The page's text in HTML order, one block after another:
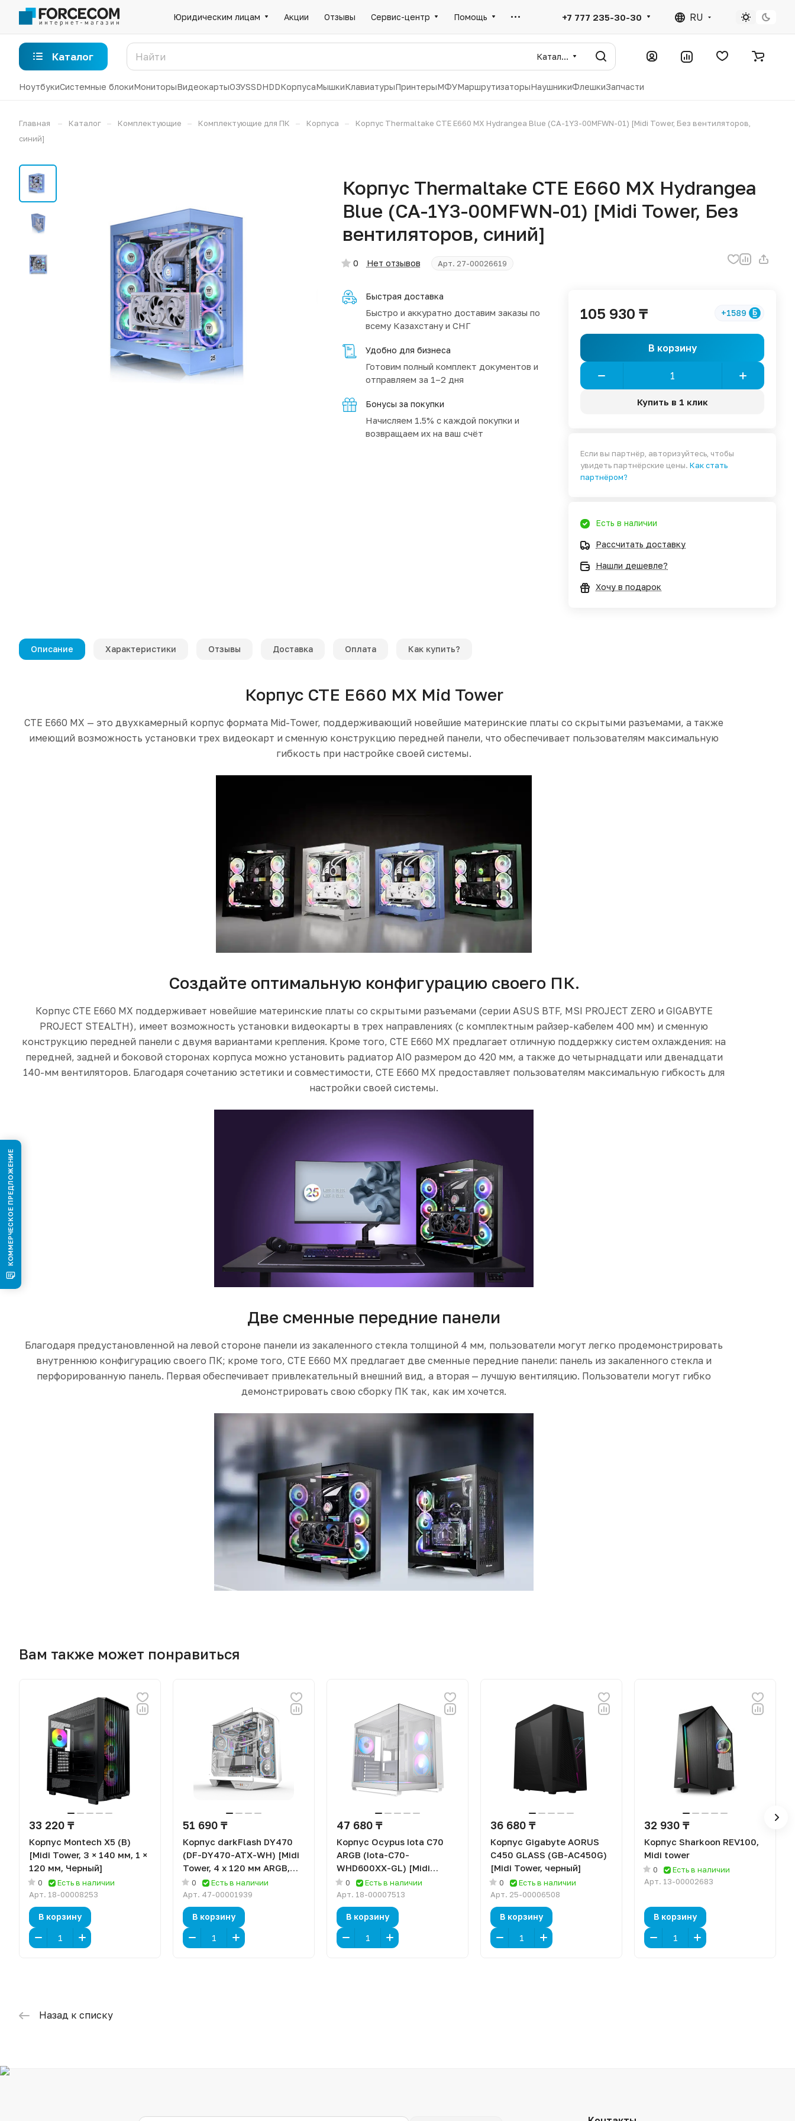
Юридическим лицам Акции Отзывы Сервис-центр Помощь +7 777 235-30-30 RU
Каталог Каталог
НоутбукиСистемные блокиМониторыВидеокартыОЗУSSDHDDКорпусаМышкиКлавиатурыПринтерыМФУМаршрутизаторыНаушникиФлешкиЗапчасти
Главная – Каталог – Комплектующие – Комплектующие для ПК – Корпуса –
Корпус Thermaltake CTE E660 MX Hydrangea Blue (CA-1Y3-00MFWN-01) [Midi Tower, Без вентиляторов,
синий]
Корпус Thermaltake CTE E660 MX Hydrangea
Blue (CA-1Y3-00MFWN-01) [Midi Tower, Без
вентиляторов, синий]
0 Нет отзывов Арт. 27-00026619
Быстрая доставка
Быстро и аккуратно доставим заказы по
всему Казахстану и СНГ
Удобно для бизнеса
Готовим полный комплект документов и
отправляем за 1–2 дня
Бонусы за покупки
Начисляем 1.5% с каждой покупки и
возвращаем их на ваш счёт
105 930 ₸ +1589
В корзину
Купить в 1 клик
Если вы партнёр, авторизуйтесь, чтобы
увидеть партнёрские цены.Как стать
партнёром?
Есть в наличии
Рассчитать доставку
Нашли дешевле?
Хочу в подарок
Описание Характеристики Отзывы Доставка Оплата Как купить?
Корпус CTE E660 MX Mid Tower
CTE E660 MX — это двухкамерный корпус формата Mid-Tower, поддерживающий новейшие материнские платы со скрытыми разъемами, а также
имеющий возможность установки трех видеокарт и сменную конструкцию передней панели, что обеспечивает пользователям максимальную
гибкость при настройке своей системы.
Создайте оптимальную конфигурацию своего ПК.
Корпус CTE E660 MX поддерживает новейшие материнские платы со скрытыми разъемами (серии ASUS BTF, MSI PROJECT ZERO и GIGABYTE
PROJECT STEALTH), имеет возможность установки видеокарты в трех направлениях (с комплектным райзер-кабелем 400 мм) и сменную
конструкцию передней панели с двумя вариантами крепления. Кроме того, CTE E660 MX предлагает отличную поддержку систем охлаждения: на
передней, задней и боковой сторонах корпуса можно установить радиатор AIO размером до 420 мм, а также до четырнадцати или двенадцати
140-мм вентиляторов. Благодаря сочетанию эстетики и совместимости, CTE E660 MX предоставляет пользователям максимальную гибкость для
настройки своей системы.
Две сменные передние панели
Благодаря предустановленной на левой стороне панели из закаленного стекла толщиной 4 мм, пользователи могут легко продемонстрировать
внутреннюю конфигурацию своего ПК; кроме того, CTE E660 MX предлагает две сменные передние панели: панель из закаленного стекла и
перфорированную панель. Первая обеспечивает привлекательный внешний вид, а вторая — лучшую вентиляцию. Пользователи могут гибко
демонстрировать свою сборку ПК так, как им хочется.
Вам также может понравиться
33 220 ₸
Корпус Montech X5 (B)
[Midi Tower, 3 × 140 мм, 1 ×
120 мм, Черный]
0
Есть в наличии
Арт. 18-00008253
В корзину
51 690 ₸
Корпус darkFlash DY470
(DF-DY470-ATX-WH) [Midi
Tower, 4 x 120 мм ARGB,
Белый]
0
Есть в наличии
Арт. 47-00001939
В корзину
47 680 ₸
Корпус Ocypus Iota C70
ARGB (Iota-C70-
WHD600XX-GL) [Midi
Tower, 6 x 120 мм ARGB,
белый]
0
Есть в наличии
Арт. 18-00007513
В корзину
36 680 ₸
Корпус Gigabyte AORUS
C450 GLASS (GB-AC450G)
[Midi Tower, черный]
0
Есть в наличии
Арт. 25-00006508
В корзину
32 930 ₸
Корпус Sharkoon REV100,
Midi tower
0
Есть в наличии
Арт. 13-00002683
В корзину
Назад к списку
КОММЕРЧЕСКОЕ ПРЕДЛОЖЕНИЕ